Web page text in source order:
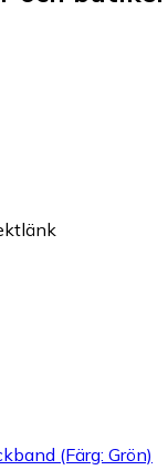
(Färg: Grön)